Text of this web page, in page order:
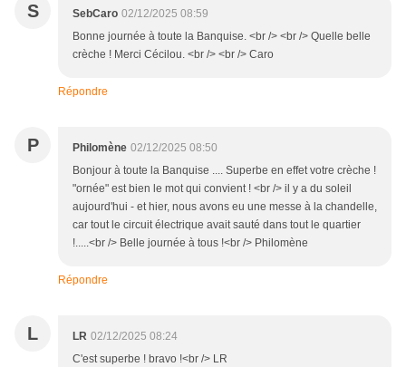
S SebCaro 02/12/2025 08:59
Bonne journée à toute la Banquise. <br /> <br /> Quelle belle
crèche ! Merci Cécilou. <br /> <br /> Caro
Répondre
P Philomène 02/12/2025 08:50
Bonjour à toute la Banquise .... Superbe en effet votre crèche !
"ornée" est bien le mot qui convient ! <br /> il y a du soleil
aujourd'hui - et hier, nous avons eu une messe à la chandelle,
car tout le circuit électrique avait sauté dans tout le quartier
!.....<br /> Belle journée à tous !<br /> Philomène
Répondre
L LR 02/12/2025 08:24
C'est superbe ! bravo !<br /> LR